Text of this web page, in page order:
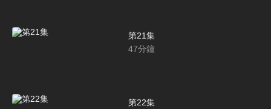
第21集
47分鐘
第22集